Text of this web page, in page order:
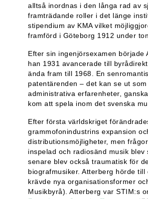
alltså inordnas i den långa rad av
framträdande roller i det länge
stipendium av KMA vilket
framförd i Göteborg 1912 under
Efter sin ingenjörsexamen
han 1931 avancerade till
ända fram till 1968. En
patentärenden – det kan se ut
administrativa erfarenheter,
kom att spela inom det svenska
Efter första världskriget
grammofonindustrins expansion
distributionsmöjligheter, men
inspelad och radiosänd musik
senare blev också traumatisk för
biografmusiker. Atterberg hörde
krävde nya organisationsformer
Musikbyrå). Atterberg var STIM:s